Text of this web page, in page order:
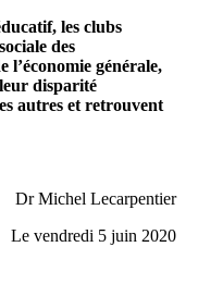
les clubs
des
l’économie générale,
disparité
autres et retrouvent
Dr Michel Lecarpentier
Le vendredi 5 juin 2020